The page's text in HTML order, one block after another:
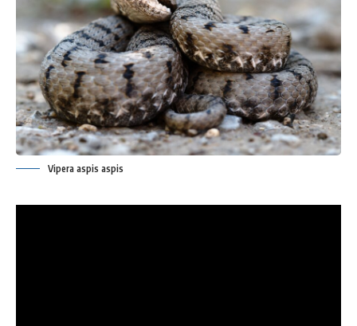
Vipera aspis aspis